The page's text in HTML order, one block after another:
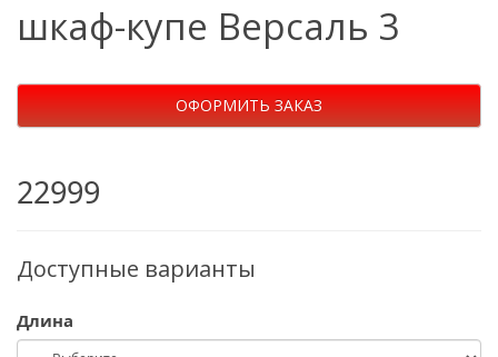
шкаф-купе Версаль 3
ОФОРМИТЬ ЗАКАЗ
22999
Доступные варианты
Длина